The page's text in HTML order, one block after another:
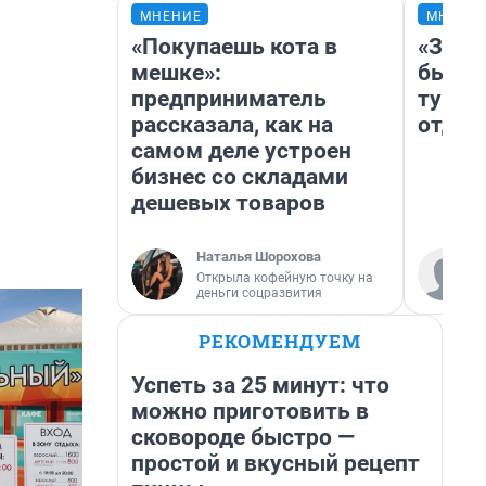
МНЕНИЕ
«Покупаешь кота в
мешке»:
предприниматель
рассказала, как на
самом деле устроен
бизнес со складами
дешевых товаров
Наталья Шорохова
Открыла кофейную точку на
деньги соцразвития
«За
были
РЕКОМЕНДУЕМ
Успеть за 25 минут: что
можно приготовить в
сковороде быстро —
простой и вкусный рецепт